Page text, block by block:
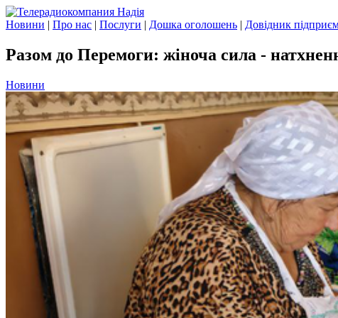
Новини | Про нас | Послуги | Дошка оголошень | Довідник
Разом до Перемоги: жіноча сила -
Новини